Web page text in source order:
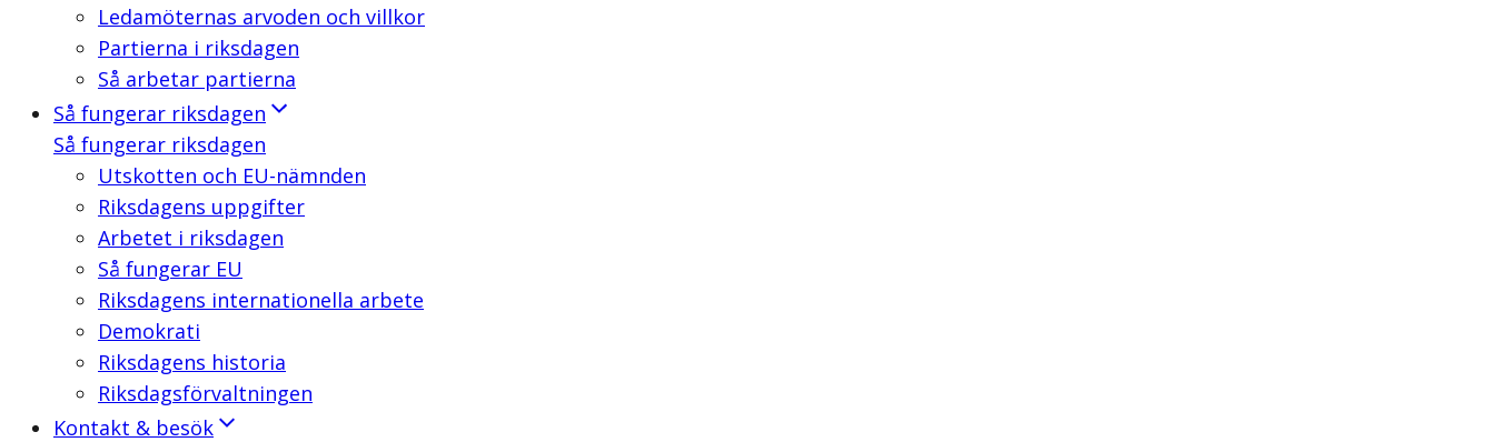
Ledamöternas arvoden och villkor
Partierna i riksdagen
Så arbetar partierna
Så fungerar riksdagen
Så fungerar riksdagen
Utskotten och EU-nämnden
Riksdagens uppgifter
Arbetet i riksdagen
Så fungerar EU
Riksdagens internationella arbete
Demokrati
Riksdagens historia
Riksdagsförvaltningen
Kontakt & besök